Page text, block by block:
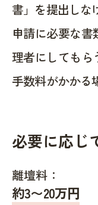
書」を提出しな
申請に必要な
理者にしてもら
手数料がかかる
必要に応じ
離壇料：
約3〜20万円